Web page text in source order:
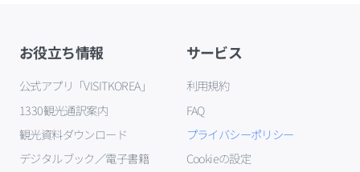
お役立ち情報
公式アプリ「VISITKOREA」
1330観光通訳案内
観光資料ダウンロード
デジタルブック／電子書籍
サービス
利用規約
FAQ
プライバシーポリシー
Cookieの設定